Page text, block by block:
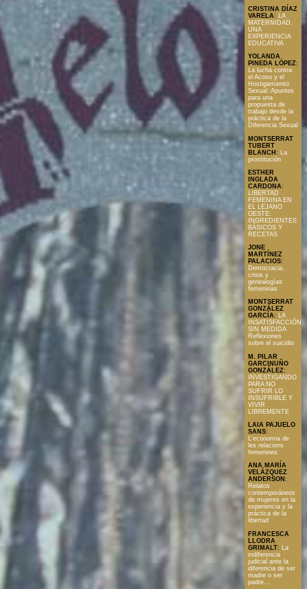
CRISTINA DÍAZ
VARELA: LA
MATERNIDAD,
UNA
EXPERIENCIA
EDUCATIVA
YOLANDA
PINEDA LÓPEZ:
La lucha contra
el Acoso y el
Hostigamiento
Sexual: Apuntes
para una
propuesta de
trabajo desde la
práctica de la
Diferencia Sexual
MONTSERRAT
TUBERT
BLANCH :
La
prostitución
ESTHER
INGLADA
CARDONA:
LIBERTAD
FEMENINA EN
EL LEJANO
OESTE:
INGREDIENTES
BÁSICOS Y
RECETAS
JONE
MARTÍNEZ
PALACIOS:
Democracia,
crisis y
genealogías
femeninas
MONTSERRAT
GONZÁLEZ
GARCÍA: LA
INSATISFACCIÓN
SIN MEDIDA
Reflexiones
sobre el suicidio
M. PILAR
GARCINUÑO
GONZÁLEZ:
INVESTIGANDO
PARA NO
SUFRIR LO
INSUFRIBLE Y
VIVIR
LIBREMENTE
LAIA PAJUELO
SANS:
L'economia de
les relacions
femenines
ANA MARÍA
VELÁZQUEZ
ANDERSON :
Relatos
contemporáneos
de mujeres en la
experiencia y la
práctica de la
libertad
FRANCESCA
LLODRA
GRIMALT:
La
indiferencia
judicial ante la
diferencia de ser
madre o ser
padre...